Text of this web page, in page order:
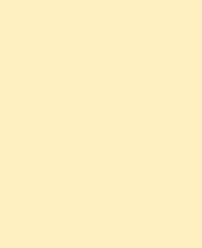
de ce qui
lévitation